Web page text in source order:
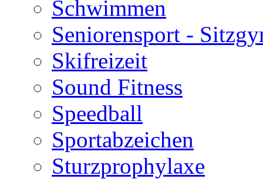
Schwimmen
Seniorensport -
Skifreizeit
Sound Fitness
Speedball
Sportabzeichen
Sturzprophylaxe